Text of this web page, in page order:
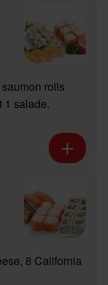
rolls
1 salade.
8 California